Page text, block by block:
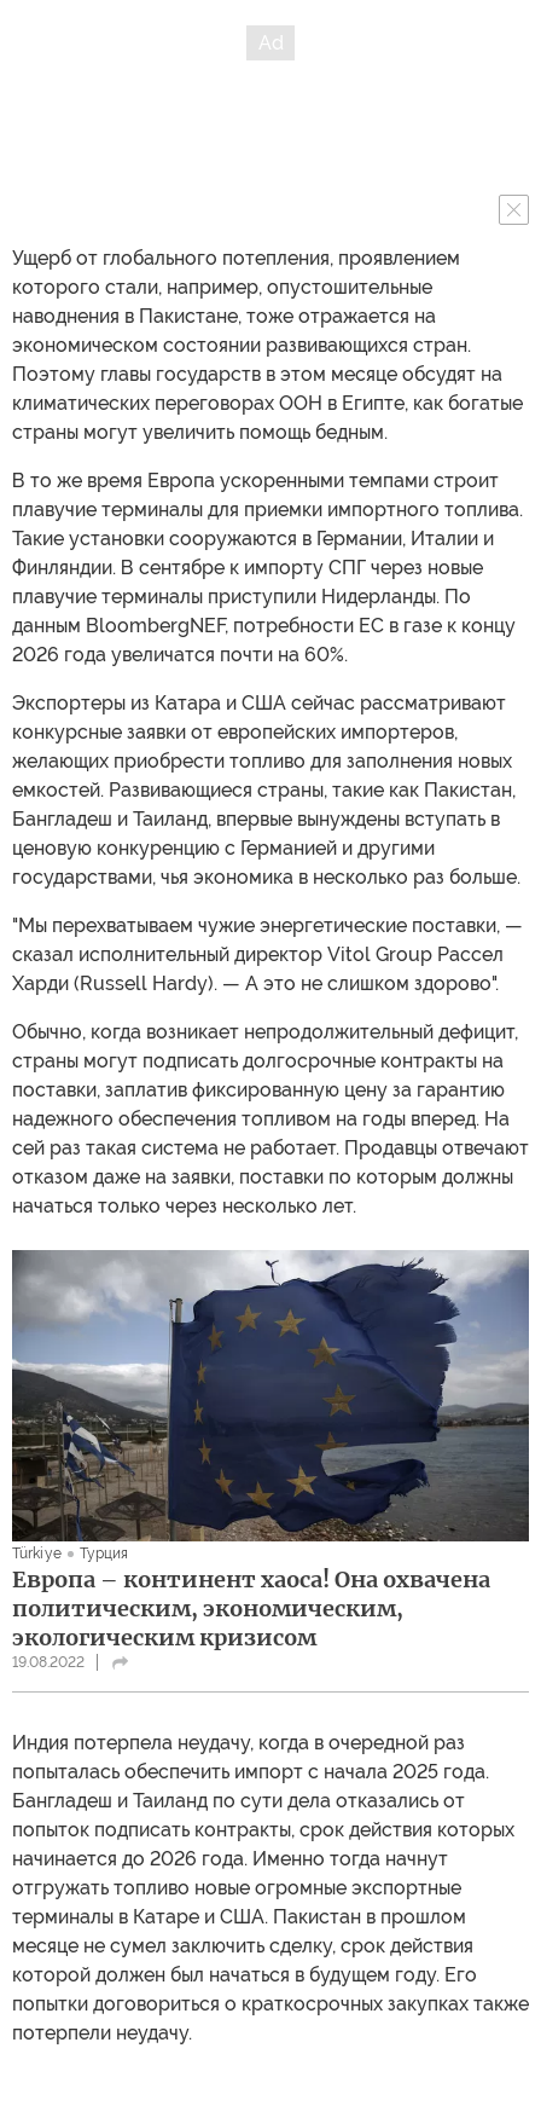
Ущерб от глобального потепления, проявлением
которого стали, например, опустошительные
наводнения в Пакистане, тоже отражается на
экономическом состоянии развивающихся стран.
Поэтому главы государств в этом месяце обсудят на
климатических переговорах ООН в Египте, как богатые
страны могут увеличить помощь бедным.
В то же время Европа ускоренными темпами строит
плавучие терминалы для приемки импортного топлива.
Такие установки сооружаются в Германии, Италии и
Финляндии. В сентябре к импорту СПГ через новые
плавучие терминалы приступили Нидерланды. По
данным BloombergNEF, потребности ЕС в газе к концу
2026 года увеличатся почти на 60%.
Экспортеры из Катара и США сейчас рассматривают
конкурсные заявки от европейских импортеров,
желающих приобрести топливо для заполнения новых
емкостей. Развивающиеся страны, такие как Пакистан,
Бангладеш и Таиланд, впервые вынуждены вступать в
ценовую конкуренцию с Германией и другими
государствами, чья экономика в несколько раз больше.
"Мы перехватываем чужие энергетические поставки, —
сказал исполнительный директор Vitol Group Рассел
Харди (Russell Hardy). — А это не слишком здорово".
Обычно, когда возникает непродолжительный дефицит,
страны могут подписать долгосрочные контракты на
поставки, заплатив фиксированную цену за гарантию
надежного обеспечения топливом на годы вперед. На
сей раз такая система не работает. Продавцы отвечают
отказом даже на заявки, поставки по которым должны
начаться только через несколько лет.
Türkiye Турция
Европа – континент хаоса! Она охвачена
политическим, экономическим,
экологическим кризисом
19.08.2022
Индия потерпела неудачу, когда в очередной раз
попыталась обеспечить импорт с начала 2025 года.
Бангладеш и Таиланд по сути дела отказались от
попыток подписать контракты, срок действия которых
начинается до 2026 года. Именно тогда начнут
отгружать топливо новые огромные экспортные
терминалы в Катаре и США. Пакистан в прошлом
месяце не сумел заключить сделку, срок действия
которой должен был начаться в будущем году. Его
попытки договориться о краткосрочных закупках также
потерпели неудачу.